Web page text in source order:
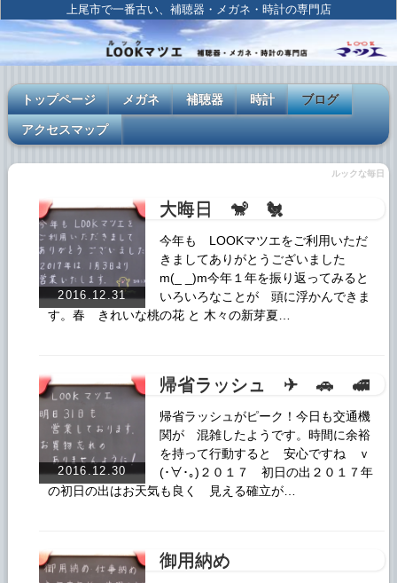
上尾市で一番古い、補聴器・メガネ・時計の専門店
トップページ メガネ 補聴器 時計 ブログ
アクセスマップ
ルックな毎日
2016.12.31
大晦日 🐒 🐔
今年も LOOKマツエをご利用いただ
きましてありがとうございました
m(_ _)m今年１年を振り返ってみると
いろいろなことが 頭に浮かんできま
す。春 きれいな桃の花 と 木々の新芽夏…
2016.12.30
帰省ラッシュ ✈ 🚗 🚅
帰省ラッシュがピーク！今日も交通機
関が 混雑したようです。時間に余裕
を持って行動すると 安心ですね ｖ
(･∀･｡)２０１７ 初日の出２０１７年
の初日の出はお天気も良く 見える確立が…
御用納め